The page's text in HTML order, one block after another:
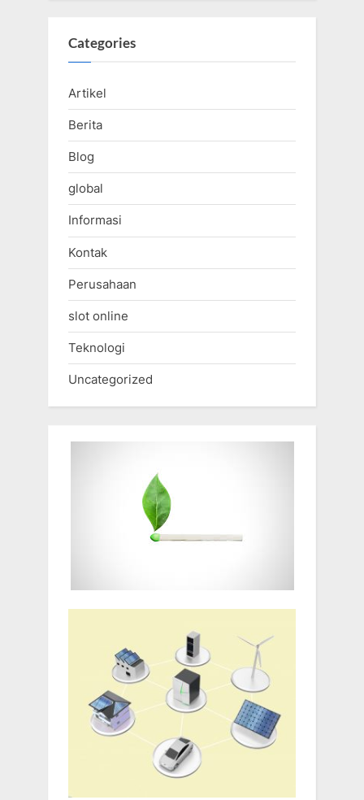
Categories
Artikel
Berita
Blog
global
Informasi
Kontak
Perusahaan
slot online
Teknologi
Uncategorized